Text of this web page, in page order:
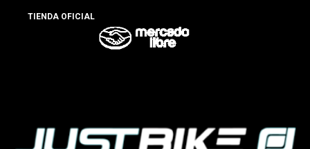
TIENDA OFICIAL